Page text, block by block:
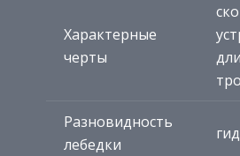
Характерные
черты
Разновидность
лебедки